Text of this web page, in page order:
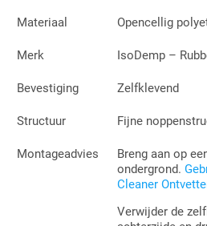
Materiaal Opencellig
Merk IsoDemp –
Bevestiging Zelfklevend
Structuur Fijne
Montageadvies
Breng aan op
ondergrond.
Cleaner
Verwijder de